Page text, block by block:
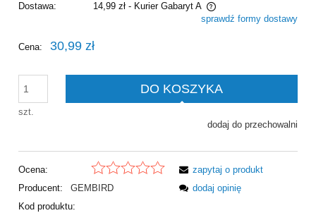
Dostawa:
14,99 zł - Kurier Gabaryt A
Cena nie zawiera ewentualnych kosztów płatnościsprawdź formy dostawy
Cena: 30,99 zł
szt.
DO KOSZYKA
dodaj do przechowalni
Ocena:
Producent:
GEMBIRD
Kod produktu:
zapytaj o produkt
dodaj opinię